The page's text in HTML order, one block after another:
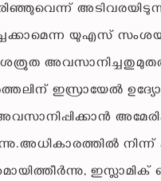
യുഎസ്
ശത്രുത
ഇസ്രായേൽ
അവസാനിപ്പിക്കാൻ
നിന്ന്
ഇസ്ലാമിക്